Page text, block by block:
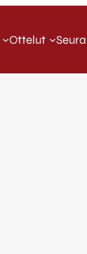
Ottelut Seura